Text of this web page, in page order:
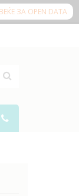
ЗА OPEN DATA